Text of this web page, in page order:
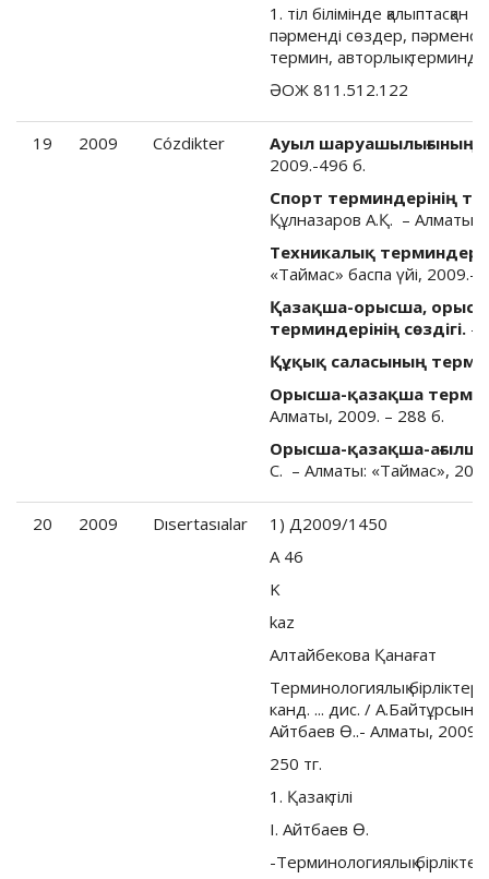
1. тіл білімінде
пәрменді сөздер,
термин, авторлық
ӘОЖ 811.512.122
19 2009 Cózdikter
Ауыл шаруашылығының
2009.-496 б.
Спорт терминдерінің
Құлназаров А.Қ. – Алматы,
Техникалық терминдер
«Таймас» баспа үйі, 2009.-
Қазақша-орысша,
терминдерінің сөздігі. –
Құқық саласының
Орысша-қазақша
Алматы, 2009. – 288 б.
Орысша-қазақша-
С. – Алматы: «Таймас»,
20 2009 Dısertasıalar
1) Д2009/1450
А 46
K
kaz
Алтайбекова Қанағат
Терминологиялық
канд. ... дис. /
Айтбаев Ө..- Алматы,
250 тг.
1. Қазақ тiлi
I. Айтбаев Ө.
-Терминологиялық бiрлiктер